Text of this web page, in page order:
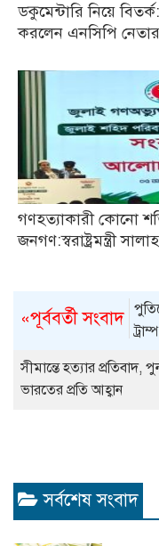
ডকুমেন্টারি নিয়ে
করলেন এনসিপি
গণহত্যাকারী কোনো
জনগণ:স্বরাষ্ট্রমন্ত্রী
«পূর্ববর্তী সংবাদ
সীমান্তে হত্যার প্রতিবাদ,
ভারতের প্রতি আহ্বান
সর্বশেষ সংবাদ